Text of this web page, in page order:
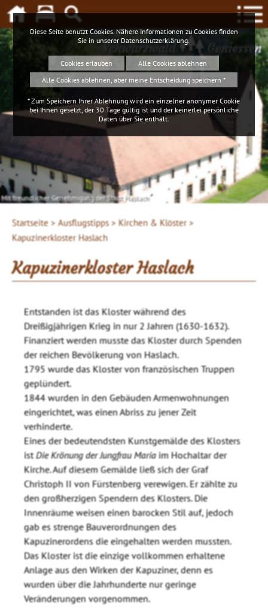
Schwarzwald Geniessen
Mit freundlicher Genehmigung der Stadt Haslach
Startseite > Ausflugstipps > Kirchen & Klöster >
Kapuzinerkloster Haslach
Kapuzinerkloster Haslach
Entstanden ist das Kloster während des
Dreißigjährigen Krieg in nur 2 Jahren (1630-1632).
Finanziert werden musste das Kloster durch Spenden
der reichen Bevölkerung von Haslach.
1795 wurde das Kloster von französischen Truppen
geplündert.
1844 wurden in den Gebäuden Armenwohnungen
eingerichtet, was einen Abriss zu jener Zeit
verhinderte.
Eines der bedeutendsten Kunstgemälde des Klosters
istDie Krönung der Jungfrau Mariaim Hochaltar der
Kirche. Auf diesem Gemälde ließ sich der Graf
Christoph II von Fürstenberg verewigen. Er zählte zu
den großherzigen Spendern des Klosters. Die
Innenräume weisen einen barocken Stil auf, jedoch
gab es strenge Bauverordnungen des
Kapuzinerordens die eingehalten werden mussten.
Das Kloster ist die einzige vollkommen erhaltene
Anlage aus den Wirken der Kapuziner, denn es
wurden über die Jahrhunderte nur geringe
Veränderungen vorgenommen.
Diese Seite benutzt Cookies. Nähere Informationen zu Cookies finden
Sie in unserer Datenschutzerklärung.
Cookies erlauben
Alle Cookies ablehnen
Alle Cookies ablehnen, aber meine Entscheidung speichern *
* Zum Speichern Ihrer Ablehnung wird ein einzelner anonymer Cookie
bei Ihnen gesetzt, der 30 Tage gültig ist und der keinerlei persönliche
Daten über Sie enthält.